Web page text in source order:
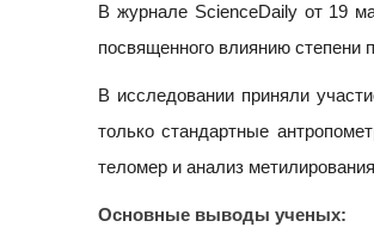
В журнале ScienceDaily от 19
посвященного влиянию степени
В исследовании приняли
только стандартные
теломер и анализ
Основные выводы ученых: